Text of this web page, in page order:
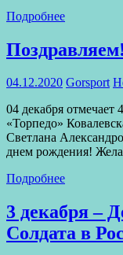
Подробнее
Поздравляем!
04.12.2020 Gorsport
04 декабря
«Торпедо»
Светлана
днем рождения!
Подробнее
3 декабря –
Солдата в